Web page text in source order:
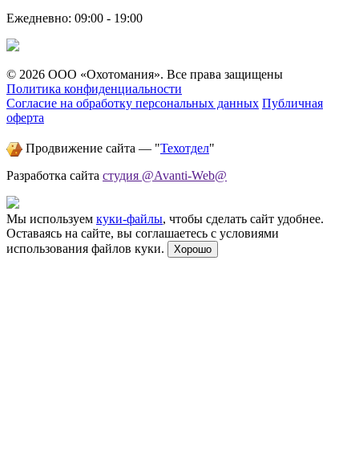
Ежедневно: 09:00 - 19:00
© 2026 ООО «Охотомания». Все права защищены
Политика конфиденциальности
Согласие на обработку персональных данных Публичная
оферта
Продвижение сайта — "Техотдел"
Разработка сайта студия @Avanti-Web@
Мы используем куки-файлы, чтобы сделать сайт удобнее.
Оставаясь на сайте, вы соглашаетесь с условиями
использования файлов куки.
Хорошо